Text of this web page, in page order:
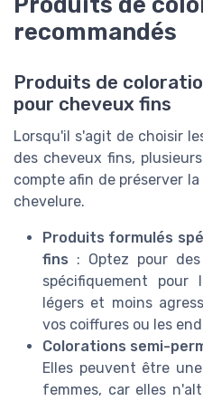
recommandés
Produits de
pour cheveux fins
Lorsqu'il s'agit de choisir
des cheveux fins,
compte afin de préserver
chevelure.
Produits formulés
fins : Optez pour
spécifiquement pour
légers et moins
vos coiffures ou les
Colorations semi-
Elles peuvent être
femmes, car elles